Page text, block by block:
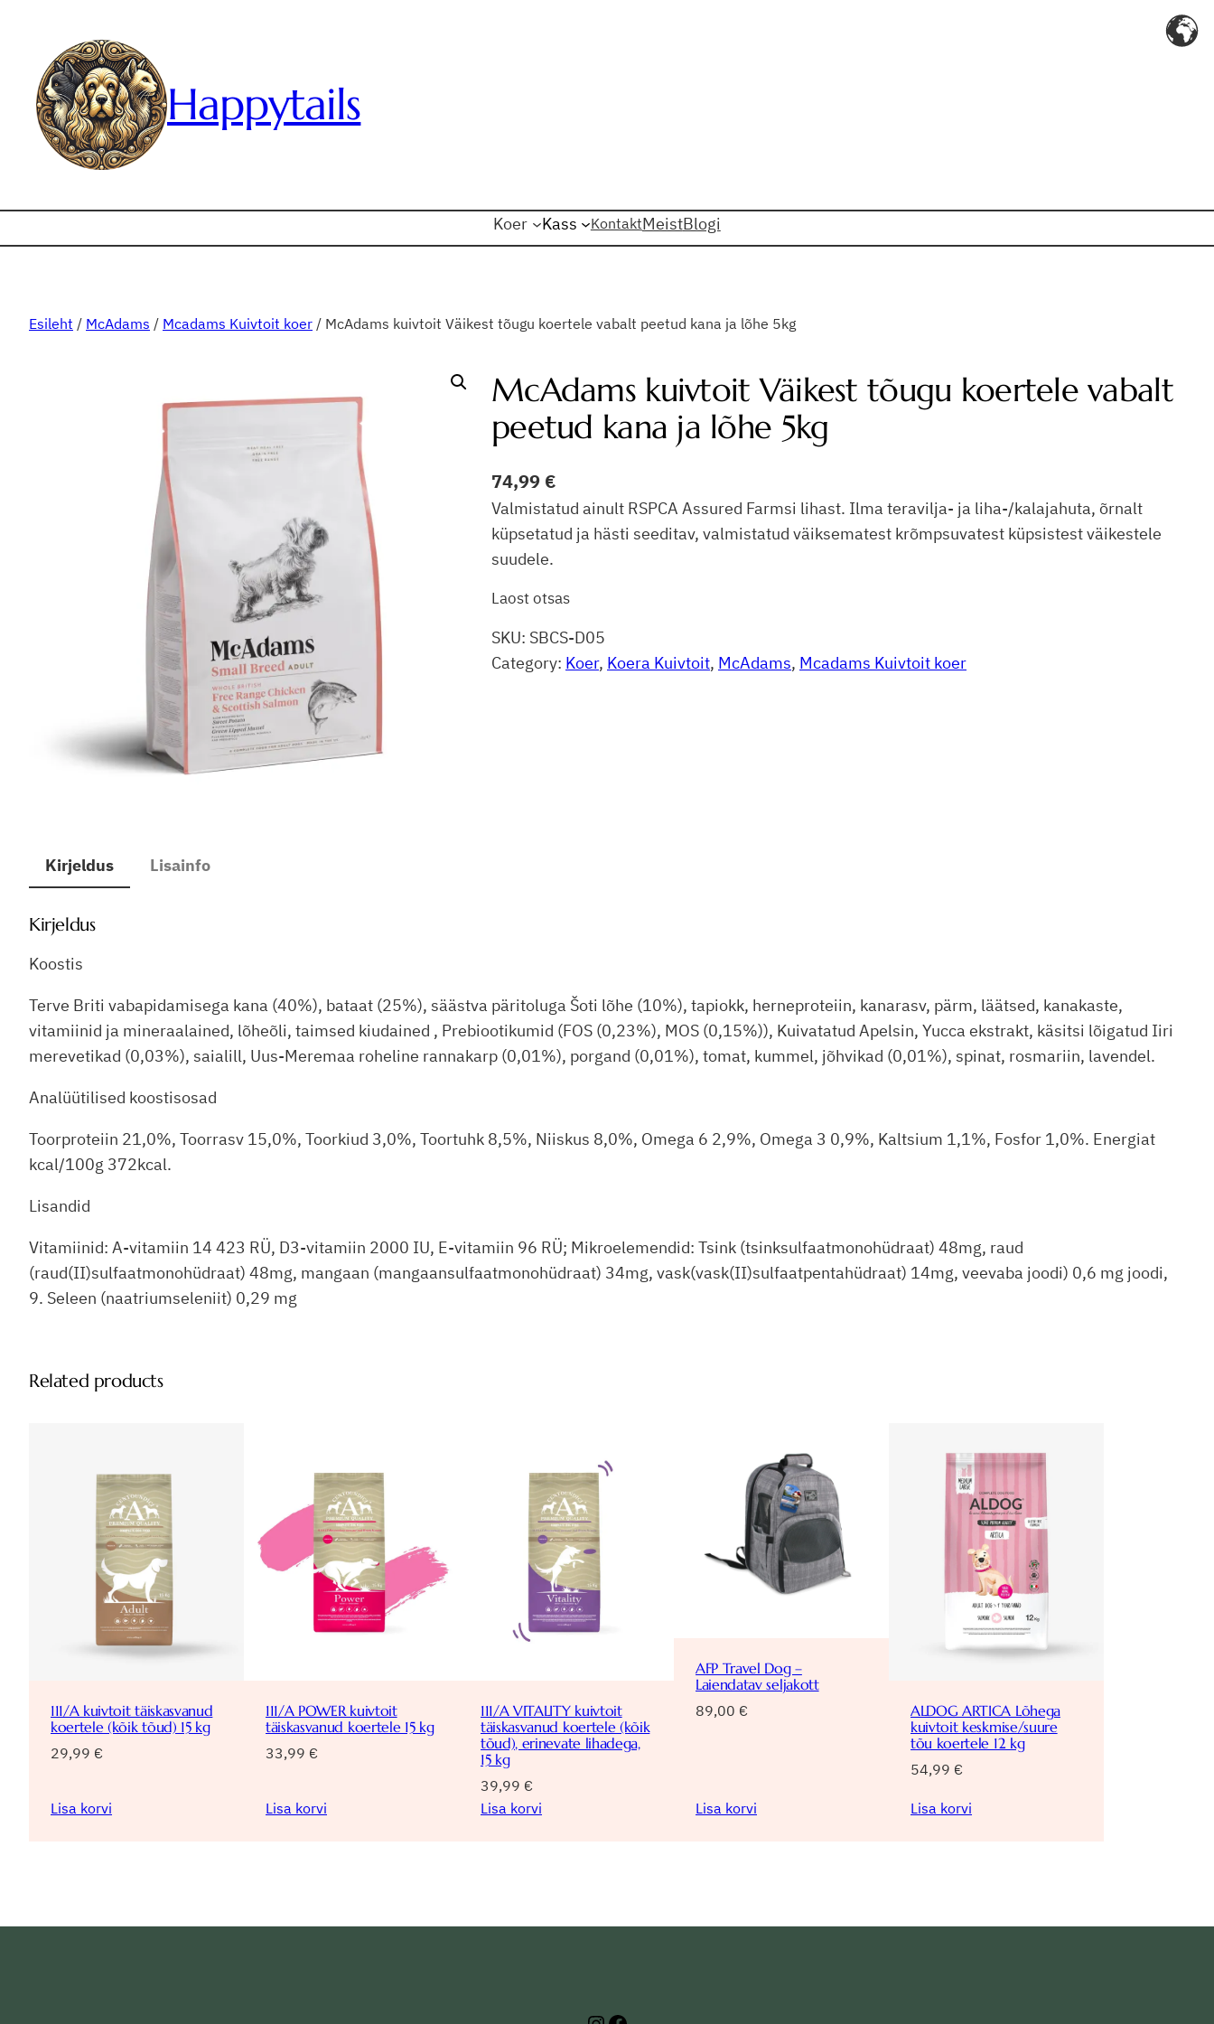
Happytails
Koer Kass KontaktMeistBlogi
Esileht / McAdams / Mcadams Kuivtoit koer / McAdams kuivtoit Väikest tõugu koertele vabalt peetud kana ja lõhe 5kg
McAdams kuivtoit Väikest tõugu koertele vabalt
peetud kana ja lõhe 5kg
74,99 €
Valmistatud ainult RSPCA Assured Farmsi lihast. Ilma teravilja- ja liha-/kalajahuta, õrnalt
küpsetatud ja hästi seeditav, valmistatud väiksematest krõmpsuvatest küpsistest väikestele
suudele.
Laost otsas
SKU: SBCS-D05
Category: Koer, Koera Kuivtoit, McAdams, Mcadams Kuivtoit koer
Kirjeldus Lisainfo
Kirjeldus
Koostis
Terve Briti vabapidamisega kana (40%), bataat (25%), säästva päritoluga Šoti lõhe (10%), tapiokk, herneproteiin, kanarasv, pärm, läätsed, kanakaste,
vitamiinid ja mineraalained, lõheõli, taimsed kiudained , Prebiootikumid (FOS (0,23%), MOS (0,15%)), Kuivatatud Apelsin, Yucca ekstrakt, käsitsi lõigatud Iiri
merevetikad (0,03%), saialill, Uus-Meremaa roheline rannakarp (0,01%), porgand (0,01%), tomat, kummel, jõhvikad (0,01%), spinat, rosmariin, lavendel.
Analüütilised koostisosad
Toorproteiin 21,0%, Toorrasv 15,0%, Toorkiud 3,0%, Toortuhk 8,5%, Niiskus 8,0%, Omega 6 2,9%, Omega 3 0,9%, Kaltsium 1,1%, Fosfor 1,0%. Energiat
kcal/100g 372kcal.
Lisandid
Vitamiinid: A-vitamiin 14 423 RÜ, D3-vitamiin 2000 IU, E-vitamiin 96 RÜ; Mikroelemendid: Tsink (tsinksulfaatmonohüdraat) 48mg, raud
(raud(II)sulfaatmonohüdraat) 48mg, mangaan (mangaansulfaatmonohüdraat) 34mg, vask(vask(II)sulfaatpentahüdraat) 14mg, veevaba joodi) 0,6 mg joodi,
9. Seleen (naatriumseleniit) 0,29 mg
Related products
111/A kuivtoit täiskasvanud
koertele (kõik tõud) 15 kg
29,99 €
Lisa korvi
111/A POWER kuivtoit
täiskasvanud koertele 15 kg
33,99 €
Lisa korvi
111/A VITALITY kuivtoit
täiskasvanud koertele (kõik
tõud), erinevate lihadega,
15 kg
39,99 €
Lisa korvi
AFP Travel Dog –
Laiendatav seljakott
89,00 €
Lisa korvi
ALDOG ARTICA Lõhega
kuivtoit keskmise/suure
tõu koertele 12 kg
54,99 €
Lisa korvi